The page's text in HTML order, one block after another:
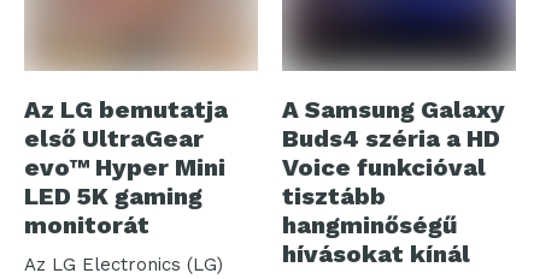
Az LG bemutatja
első UltraGear
evo™ Hyper Mini
LED 5K gaming
monitorát
Az LG Electronics (LG)
A Samsung Galaxy
Buds4 széria a HD
Voice funkcióval
tisztább
hangminőségű
hívásokat kínál